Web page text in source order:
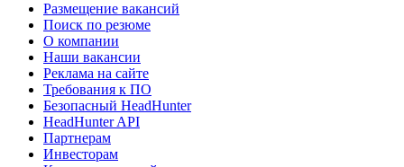
Размещение вакансий
Поиск по резюме
О компании
Наши вакансии
Реклама на сайте
Требования к ПО
Безопасный HeadHunter
HeadHunter API
Партнерам
Инвесторам